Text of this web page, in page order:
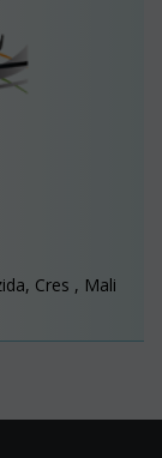
Cres , Mali